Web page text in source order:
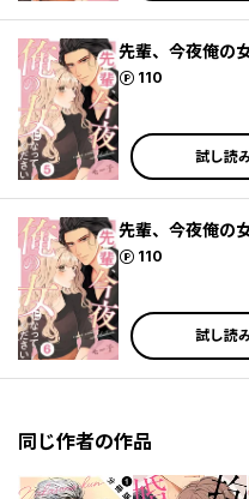
先輩、今夜俺の
110
ポイント
試し読
先輩、今夜俺の
110
ポイント
試し読
同じ作者の作品